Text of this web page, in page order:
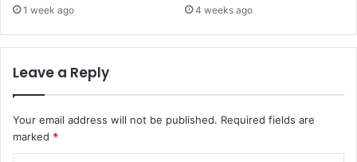
1 week ago 4 weeks ago
Leave a Reply
Your email address will not be published. Required fields are
marked *